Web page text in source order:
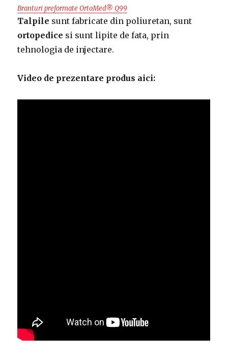
Branturi preformate OrtoMed® Q99
Talpile sunt fabricate din poliuretan, sunt
ortopedice si sunt lipite de fata, prin
tehnologia de injectare.
Video de prezentare produs aici: